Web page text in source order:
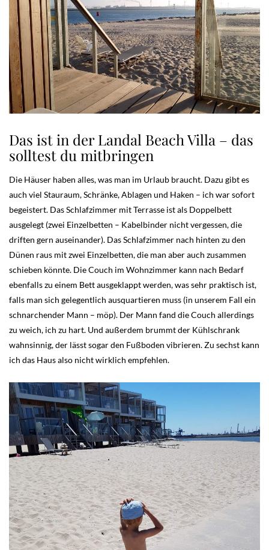
Das ist in der Landal Beach Villa – das
solltest du mitbringen
Die Häuser haben alles, was man im Urlaub braucht. Dazu gibt es
auch viel Stauraum, Schränke, Ablagen und Haken – ich war sofort
begeistert. Das Schlafzimmer mit Terrasse ist als Doppelbett
ausgelegt (zwei Einzelbetten – Kabelbinder nicht vergessen, die
driften gern auseinander). Das Schlafzimmer nach hinten zu den
Dünen raus mit zwei Einzelbetten, die man aber auch zusammen
schieben könnte. Die Couch im Wohnzimmer kann nach Bedarf
ebenfalls zu einem Bett ausgeklappt werden, was sehr praktisch ist,
falls man sich gelegentlich ausquartieren muss (in unserem Fall ein
schnarchender Mann – möp). Der Mann fand die Couch allerdings
zu weich, ich zu hart. Und außerdem brummt der Kühlschrank
wahnsinnig, der lässt sogar den Fußboden vibrieren. Zu sechst kann
ich das Haus also nicht wirklich empfehlen.